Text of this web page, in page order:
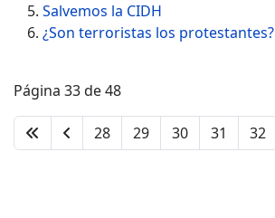
Salvemos la CIDH
¿Son terroristas los protestantes?
Página 33 de 48
28 29 30 31 32